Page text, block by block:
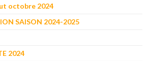
octobre 2024
SAISON 2024-2025
2024